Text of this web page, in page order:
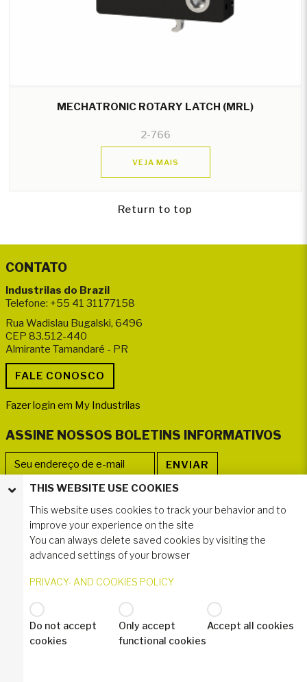
MECHATRONIC ROTARY LATCH (MRL)
2-766
VEJA MAIS
Return to top
CONTATO
Industrilas do Brazil
Telefone: +55 41 31177158
Rua Wadislau Bugalski, 6496
CEP 83.512-440
Almirante Tamandaré - PR
Fazer login em My Industrilas
ASSINE NOSSOS BOLETINS INFORMATIVOS
SIGA-NOS
THIS WEBSITE USE COOKIES
This website uses cookies to track your behavior and to
improve your experience on the site
You can always delete saved cookies by visiting the
advanced settings of your browser
PRIVACY- AND COOKIES POLICY
Do not accept
cookies
Only accept
functional cookies
Accept all cookies
© 2020 Industrilås AB